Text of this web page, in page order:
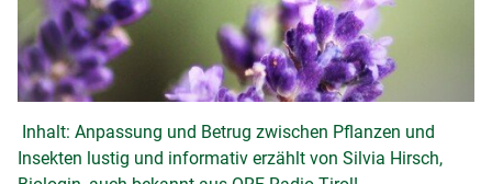
Inhalt: Anpassung und Betrug zwischen Pflanzen und
Insekten lustig und informativ erzählt von Silvia Hirsch,